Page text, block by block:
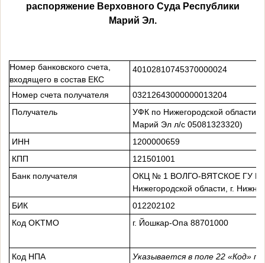
распоряжение Верховного Суда Республики
Марий Эл.
Номер банковского счета,
входящего в состав ЕКС
40102810745370000024
Номер счета получателя
03212643000000013204
Получатель
УФК по Нижегородской области
Марий Эл л/с 05081323320)
ИНН
1200000659
КПП
121501001
Банк получателя
ОКЦ № 1 ВОЛГО-ВЯТСКОЕ ГУ
Нижегородской области, г.
БИК
012202102
Код OKTMO
г. Йошкар-Опа 88701000
Код НПА
Указывается в поле 22 «Код»